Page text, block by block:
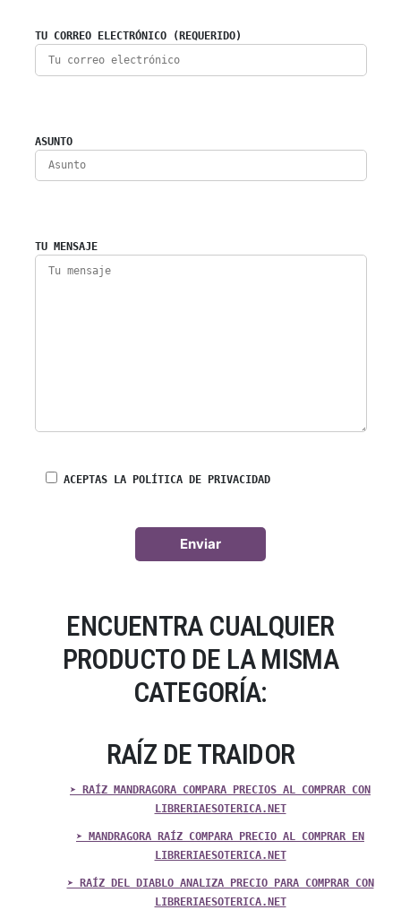
TU CORREO ELECTRÓNICO (REQUERIDO)
ASUNTO
TU MENSAJE
ACEPTAS LA POLÍTICA DE PRIVACIDAD
ENCUENTRA CUALQUIER
PRODUCTO DE LA MISMA
CATEGORÍA:
RAÍZ DE TRAIDOR
➤ RAÍZ MANDRAGORA COMPARA PRECIOS AL COMPRAR CON
LIBRERIAESOTERICA.NET
➤ MANDRAGORA RAÍZ COMPARA PRECIO AL COMPRAR EN
LIBRERIAESOTERICA.NET
➤ RAÍZ DEL DIABLO ANALIZA PRECIO PARA COMPRAR CON
LIBRERIAESOTERICA.NET